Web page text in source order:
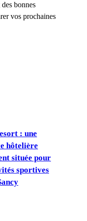
bonnes
vos prochaines
: une
hôtelière
située pour
sportives